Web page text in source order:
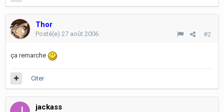
Thor
#2
Posté(e) 27 août 2006
ça remarche
Citer
jackass